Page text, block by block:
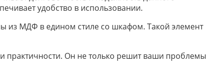
удобство в использовании.
из МДФ в едином стиле со шкафом. Такой элемент
практичности. Он не только решит ваши проблемы